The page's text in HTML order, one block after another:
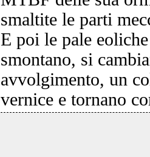
smaltite le parti
E poi le pale
smontano, si
avvolgimento, un
vernice e tornano